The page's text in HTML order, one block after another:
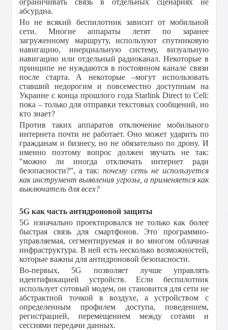
ограничивать связь в отдельных сценариях не
абсурдна.
Но не всякий беспилотник зависит от мобильной
сети. Многие аппараты летят по заранее
загруженному маршруту, используют спутниковую
навигацию, инерциальную систему, визуальную
навигацию или отдельный радиоканал. Некоторые в
принципе не нуждаются в постоянном канале связи
после старта. А некоторые –могут использовать
ставший недорогим и повсеместно доступным на
Украине с конца прошлого года Starlink Direct to Cell:
пока – только для отправки текстовых сообщений, но
кто знает?
Против таких аппаратов отключение мобильного
интернета почти не работает. Оно может ударить по
гражданам и бизнесу, но не обязательно по дрону. И
именно поэтому вопрос должен звучать не так:
"можно ли иногда отключать интернет ради
безопасности?”, а так: почему сеть не используется
как инструмент выявления угрозы, а применяется как
выключатель для всех?
5G как часть антидроновой защиты
5G изначально проектировался не только как более
быстрая связь для смартфонов. Это программно-
управляемая, сегментируемая и во многом облачная
инфраструктура. В ней есть несколько возможностей,
которые важны для антидроновой безопасности.
Во-первых, 5G позволяет лучше управлять
идентификацией устройств. Если беспилотник
использует сотовый модем, он становится для сети не
абстрактной точкой в воздухе, а устройством с
определенным профилем доступа, поведением,
регистрацией, перемещением между сотами и
сессиями передачи данных.